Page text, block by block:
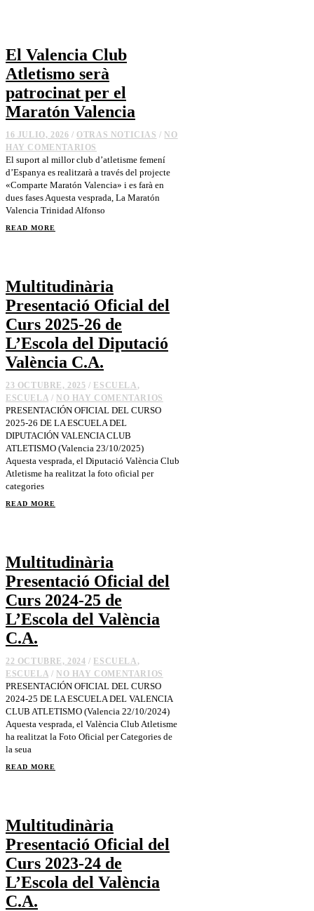
El Valencia Club
Atletismo serà
patrocinat per el
Maratón Valencia
16 JULIO, 2026 / OTRAS NOTICIAS / NO
HAY COMENTARIOS
El suport al millor club d’atletisme femení
d’Espanya es realitzarà a través del projecte
«Comparte Maratón Valencia» i es farà en
dues fases Aquesta vesprada, La Maratón
Valencia Trinidad Alfonso
READ MORE
Multitudinària
Presentació Oficial del
Curs 2025-26 de
L’Escola del Diputació
València C.A.
23 OCTUBRE, 2025 / ESCUELA ,
ESCUELA / NO HAY COMENTARIOS
PRESENTACIÓN OFICIAL DEL CURSO
2025-26 DE LA ESCUELA DEL
DIPUTACIÓN VALENCIA CLUB
ATLETISMO (Valencia 23/10/2025)
Aquesta vesprada, el Diputació València Club
Atletisme ha realitzat la foto oficial per
categories
READ MORE
Multitudinària
Presentació Oficial del
Curs 2024-25 de
L’Escola del València
C.A.
22 OCTUBRE, 2024 / ESCUELA ,
ESCUELA / NO HAY COMENTARIOS
PRESENTACIÓN OFICIAL DEL CURSO
2024-25 DE LA ESCUELA DEL VALENCIA
CLUB ATLETISMO (Valencia 22/10/2024)
Aquesta vesprada, el València Club Atletisme
ha realitzat la Foto Oficial per Categories de
la seua
READ MORE
Multitudinària
Presentació Oficial del
Curs 2023-24 de
L’Escola del València
C.A.